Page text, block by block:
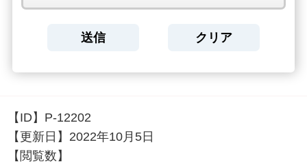
【ID】 P-12202
【更新日】 2022年10月5日
【閲覧数】